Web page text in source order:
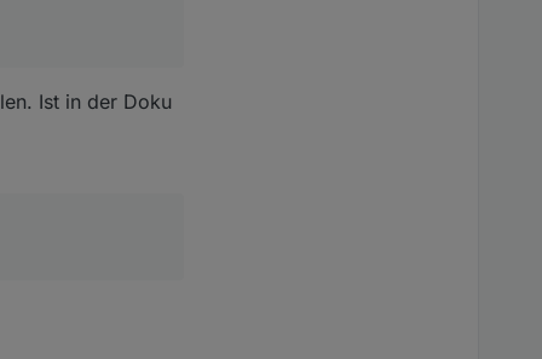
Ist in der Doku